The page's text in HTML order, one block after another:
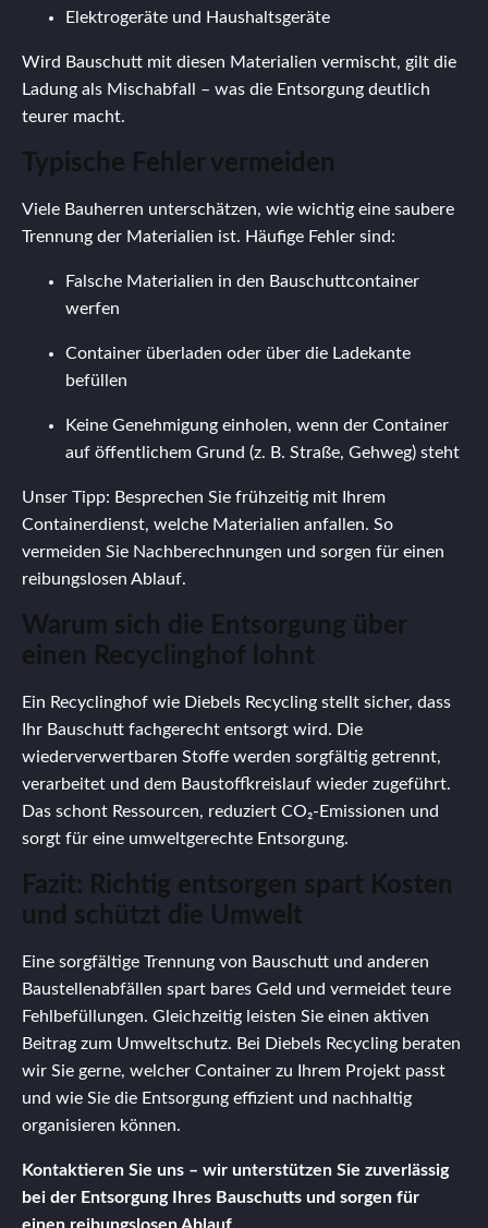
Elektrogeräte und Haushaltsgeräte
Wird Bauschutt mit diesen Materialien vermischt, gilt die
Ladung als Mischabfall – was die Entsorgung deutlich
teurer macht.
Typische Fehler vermeiden
Viele Bauherren unterschätzen, wie wichtig eine saubere
Trennung der Materialien ist. Häufige Fehler sind:
Falsche Materialien in den Bauschuttcontainer
werfen
Container überladen oder über die Ladekante
befüllen
Keine Genehmigung einholen, wenn der Container
auf öffentlichem Grund (z. B. Straße, Gehweg) steht
Unser Tipp: Besprechen Sie frühzeitig mit Ihrem
Containerdienst, welche Materialien anfallen. So
vermeiden Sie Nachberechnungen und sorgen für einen
reibungslosen Ablauf.
Warum sich die Entsorgung über
einen Recyclinghof lohnt
Ein Recyclinghof wie Diebels Recycling stellt sicher, dass
Ihr Bauschutt fachgerecht entsorgt wird. Die
wiederverwertbaren Stoffe werden sorgfältig getrennt,
verarbeitet und dem Baustoffkreislauf wieder zugeführt.
Das schont Ressourcen, reduziert CO₂-Emissionen und
sorgt für eine umweltgerechte Entsorgung.
Fazit: Richtig entsorgen spart Kosten
und schützt die Umwelt
Eine sorgfältige Trennung von Bauschutt und anderen
Baustellenabfällen spart bares Geld und vermeidet teure
Fehlbefüllungen. Gleichzeitig leisten Sie einen aktiven
Beitrag zum Umweltschutz. Bei Diebels Recycling beraten
wir Sie gerne, welcher Container zu Ihrem Projekt passt
und wie Sie die Entsorgung effizient und nachhaltig
organisieren können.
Kontaktieren Sie uns – wir unterstützen Sie zuverlässig
bei der Entsorgung Ihres Bauschutts und sorgen für
einen reibungslosen Ablauf.